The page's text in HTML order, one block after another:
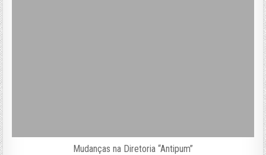
Mudanças na Diretoria “Antipum”